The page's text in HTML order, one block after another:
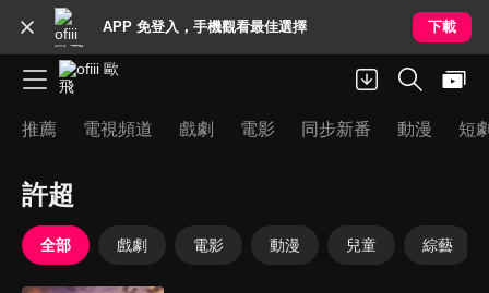
APP 免登入，手機觀看最佳選擇 下載
推薦 電視頻道 戲劇 電影 同步新番 動漫 短
許超
全部 戲劇 電影 動漫 兒童 綜藝